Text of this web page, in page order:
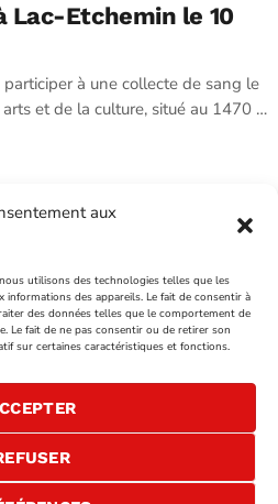
aux
utilisons des technologies telles que les
informations des appareils. Le fait de consentir à
des données telles que le comportement de
Le fait de ne pas consentir ou de retirer son
sur certaines caractéristiques et fonctions.
Lac-Etchemin le 10
à une collecte de sang le
et de la culture, situé au 1470 …